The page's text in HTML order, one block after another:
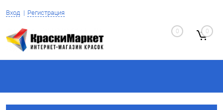
Вход Регистрация
0 0